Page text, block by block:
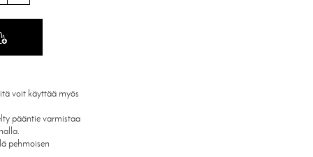
voit käyttää myös
pääntie varmistaa
pehmoisen